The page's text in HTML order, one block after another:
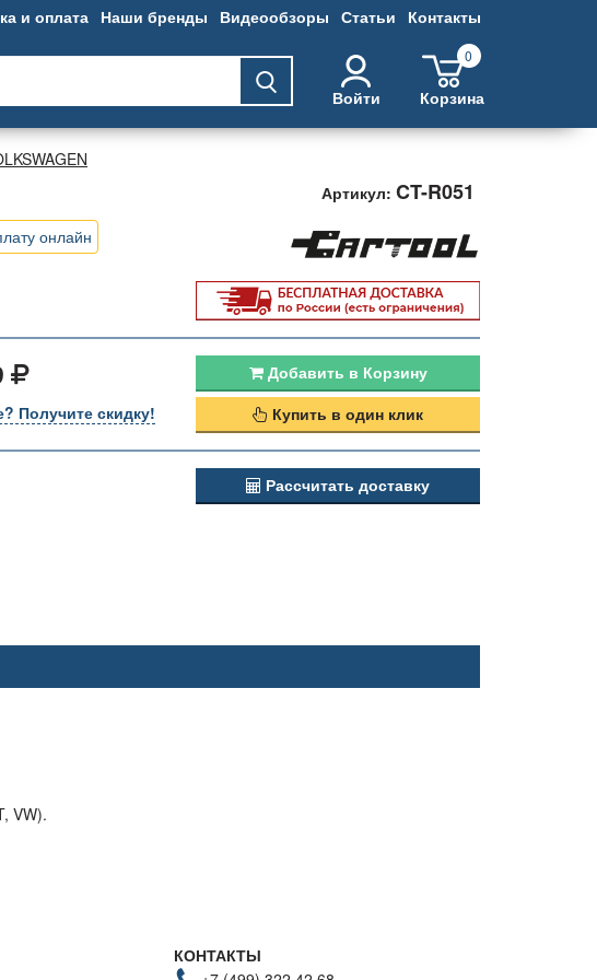
и оплата Наши бренды Видеообзоры Статьи Контакты
Войти
0
Корзина
Артикул: CT-R051
онлайн
Получите скидку!
Добавить в Корзину
Купить в один клик
Рассчитать доставку
VW).
КОНТАКТЫ